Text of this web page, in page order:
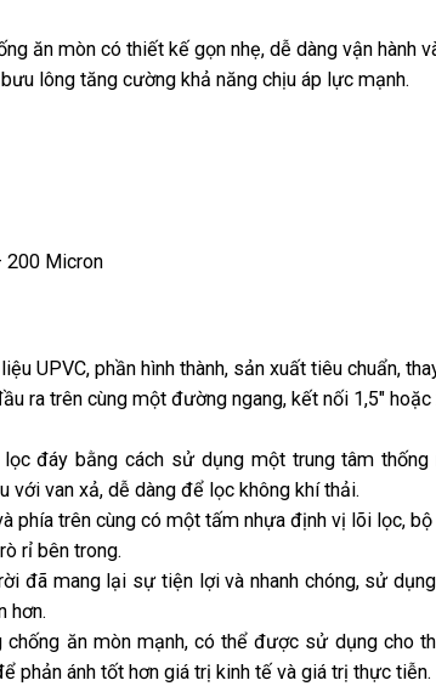
ăn mòn có thiết kế gọn nhẹ, dễ dàng vận
lông tăng cường khả năng chịu áp lực mạnh.
200 Micron
UPVC, phần hình thành, sản xuất tiêu chuẩn,
ra trên cùng một đường ngang, kết nối 1,5″
đáy bằng cách sử dụng một trung tâm
với van xả, dễ dàng để lọc không khí thải.
phía trên cùng có một tấm nhựa định vị lõi lọc,
rỉ bên trong.
đã mang lại sự tiện lợi và nhanh chóng, sử
hơn.
chống ăn mòn mạnh, có thể được sử dụng cho
phản ánh tốt hơn giá trị kinh tế và giá trị thực tiễn.